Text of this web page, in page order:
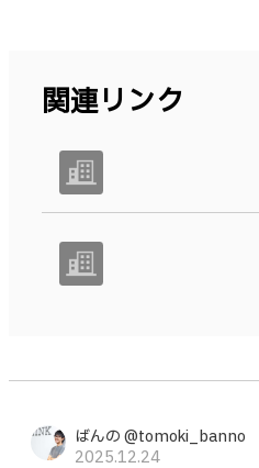
関連リンク
ばんの @tomoki_banno
2025.12.24